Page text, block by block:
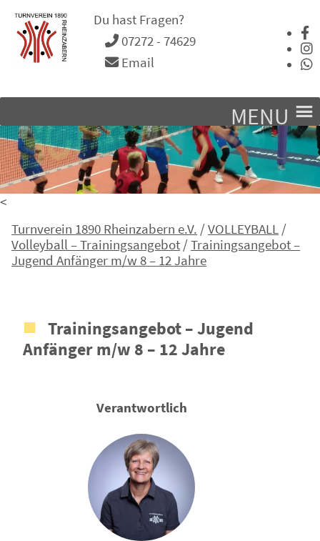
Du hast Fragen?
07272 - 74629
Email
MENU
<
Turnverein 1890 Rheinzabern e.V. /VOLLEYBALL /
Volleyball – Trainingsangebot /Trainingsangebot –
Jugend Anfänger m/w 8 – 12 Jahre
Trainingsangebot – Jugend
Anfänger m/w 8 – 12 Jahre
Verantwortlich